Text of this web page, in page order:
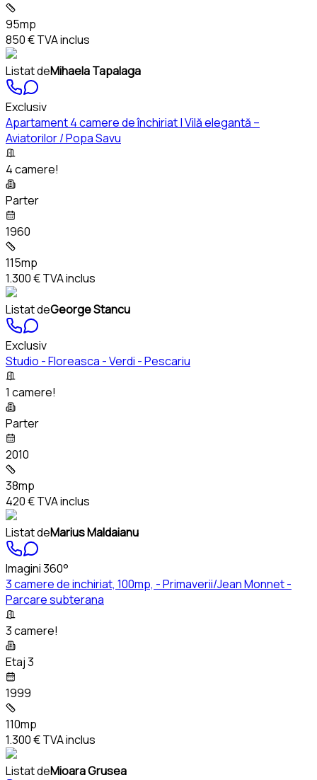
95mp
850 €TVA inclus
Listat deMihaela Tapalaga
Exclusiv
Apartament 4 camere de închiriat | Vilă elegantă –
Aviatorilor / Popa Savu
4 camere!
Parter
1960
115mp
1.300 €TVA inclus
Listat deGeorge Stancu
Exclusiv
Studio - Floreasca - Verdi - Pescariu
1 camere!
Parter
2010
38mp
420 €TVA inclus
Listat deMarius Maldaianu
Imagini 360°
3 camere de inchiriat, 100mp, - Primaverii/Jean Monnet -
Parcare subterana
3 camere!
Etaj 3
1999
110mp
1.300 €TVA inclus
Listat deMioara Grusea